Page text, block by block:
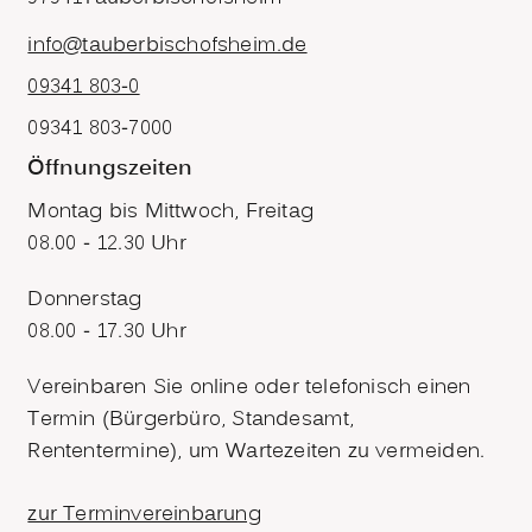
info@tauberbischofsheim.de
09341 803-0
09341 803-7000
Öffnungszeiten
Montag bis Mittwoch, Freitag
08.00 - 12.30 Uhr
Donnerstag
08.00 - 17.30 Uhr
Vereinbaren Sie online oder telefonisch einen
Termin (Bürgerbüro, Standesamt,
Rententermine), um Wartezeiten zu vermeiden.
zur Terminvereinbarung